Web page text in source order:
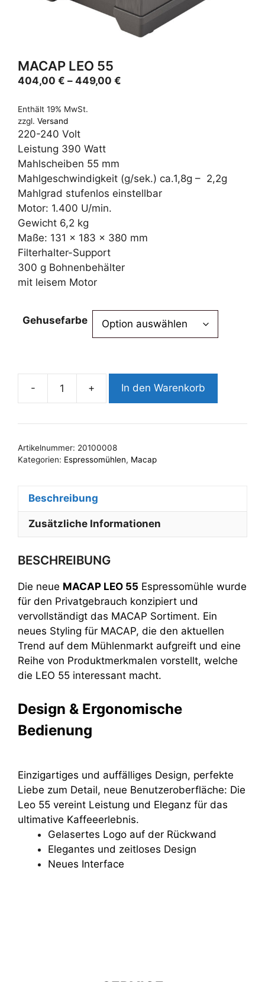
MACAP LEO 55
404,00 € – 449,00 €
Enthält 19% MwSt.
zzgl. Versand
220-240 Volt
Leistung 390 Watt
Mahlscheiben 55 mm
Mahlgeschwindigkeit (g/sek.) ca.1,8g – 2,2g
Mahlgrad stufenlos einstellbar
Motor: 1.400 U/min.
Gewicht 6,2 kg
Maße: 131 x 183 x 380 mm
Filterhalter-Support
300 g Bohnenbehälter
mit leisem Motor
Gehusefarbe
-
MACAP
55
+ In den Warenkorb
Artikelnummer: 20100008
Kategorien: Espressomühlen, Macap
Beschreibung
Zusätzliche Informationen
BESCHREIBUNG
Die neue MACAP LEO 55 Espressomühle wurde
für den Privatgebrauch konzipiert und
vervollständigt das MACAP Sortiment. Ein
neues Styling für MACAP, die den aktuellen
Trend auf dem Mühlenmarkt aufgreift und eine
Reihe von Produktmerkmalen vorstellt, welche
die LEO 55 interessant macht.
Design & Ergonomische
Bedienung
Einzigartiges und auffälliges Design, perfekte
Liebe zum Detail, neue Benutzeroberfläche: Die
Leo 55 vereint Leistung und Eleganz für das
ultimative Kaffeeerlebnis.
Gelasertes Logo auf der Rückwand
Elegantes und zeitloses Design
Neues Interface